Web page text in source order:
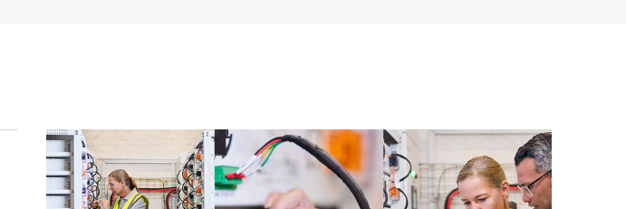
Überprüfungen (Proactive Scan) Ihrer von HPE Proactive Care abgedeckten Geräte
erleichtern Ihnen das Erkennen und Lösen von Konfigurationsproblemen. HPE
Proactive Care stellt außerdem vierteljährlich Berichte zu Vorfällen bereit, um Sie auf
häufig auftretende Probleme aufmerksam zu machen, damit Sie ein wiederholtes